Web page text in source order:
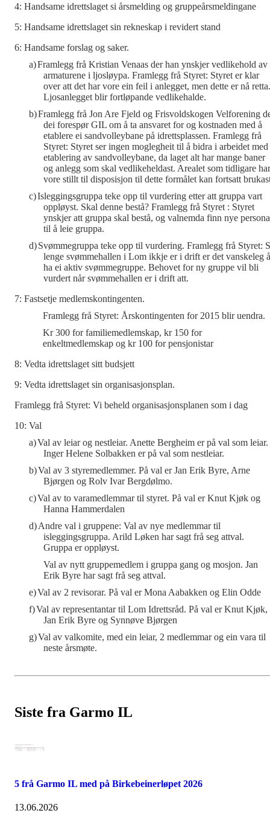
4: Handsame idrettslaget si årsmelding og gruppeårsmeldingane
5: Handsame idrettslaget sin rekneskap i revidert stand
6: Handsame forslag og saker.
a)Framlegg frå Kristian Venaas der han ynskjer vedlikehold av
armaturene i ljosløypa. Framlegg frå Styret: Styret er klar
over att det har vore ein feil i anlegget, men dette er nå retta.
Ljosanlegget blir fortløpande vedlikehalde.
b)Framlegg frå Jon Are Fjeld og Frisvoldskogen Velforening
dei forespør GIL om å ta ansvaret for og kostnaden med å
etablere ei sandvolleybane på idrettsplassen. Framlegg frå
Styret: Styret ser ingen moglegheit til å bidra i arbeidet med
etablering av sandvolleybane, da laget alt har mange baner
og anlegg som skal vedlikeheldast. Arealet som tidligare har
vore stillt til disposisjon til dette formålet kan fortsatt
c)Isleggingsgruppa teke opp til vurdering etter att gruppa vart
oppløyst. Skal denne bestå? Framlegg frå Styret : Styret
ynskjer att gruppa skal bestå, og valnemda finn nye
til å leie gruppa.
d)Svømmegruppa teke opp til vurdering. Framlegg frå Styret:
lenge svømmehallen i Lom ikkje er i drift er det vanskeleg å
ha ei aktiv svømmegruppe. Behovet for ny gruppe vil bli
vurdert når svømmehallen er i drift att.
7: Fastsetje medlemskontingenten.
Framlegg frå Styret: Årskontingenten for 2015 blir uendra.
Kr 300 forfamiliemedlemskap, kr 150 for
enkeltmedlemskap og kr 100 for pensjonistar
8: Vedta idrettslaget sitt budsjett
9: Vedta idrettslaget sin organisasjonsplan.
Framlegg frå Styret: Vi beheld organisasjonsplanen som i dag
10: Val
a)Val av leiar og nestleiar. Anette Bergheim er på val som leiar.
Inger Helene Solbakken er på val som nestleiar.
b)Val av 3 styremedlemmer. På val er Jan Erik Byre, Arne
Bjørgen og Rolv Ivar Bergdølmo.
c)Val av to varamedlemmar til styret. På val er Knut Kjøk og
Hanna Hammerdalen
d)Andre val i gruppene: Val av nye medlemmar til
isleggingsgruppa. Arild Løken har sagt frå seg attval.
Gruppa er oppløyst.
Val av nytt gruppemedlem i gruppa gang og mosjon. Jan
Erik Byre har sagt frå seg attval.
e)Val av 2 revisorar. På val er Mona Aabakken og Elin Odde
f)Val av representantar til Lom Idrettsråd. På val er Knut Kjøk,
Jan Erik Byre og Synnøve Bjørgen
g)Val av valkomite, med ein leiar, 2 medlemmar og ein vara til
neste årsmøte.
Siste fra Garmo IL
5 frå Garmo IL med på Birkebeinerløpet 2026
13.06.2026